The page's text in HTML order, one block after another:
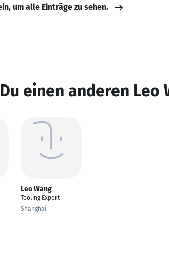
um alle Einträge zu sehen.
einen anderen Leo
Leo Wang
Tooling Expert
Shanghai